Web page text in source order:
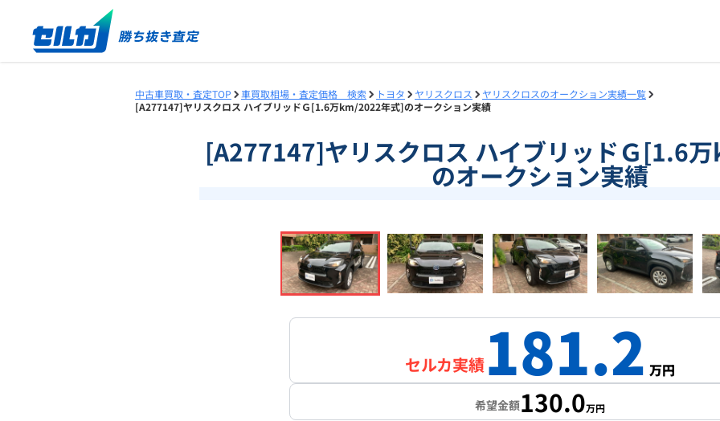
中古車買取・査定TOP 車買取相場・査定価格 検索 トヨタ ヤリスクロス
ヤリスクロスのオークション実績一覧
[A277147]ヤリスクロス ハイブリッドＧ[1.6万km/2022年式]のオークション実績
[A277147]ヤリスクロス ハイブリッドＧ[1.6
のオークション実績
セルカ実績181.2 万円
希望金額130.0万円